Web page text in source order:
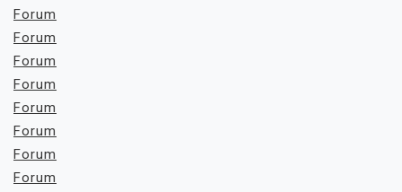
Forum
Forum
Forum
Forum
Forum
Forum
Forum
Forum